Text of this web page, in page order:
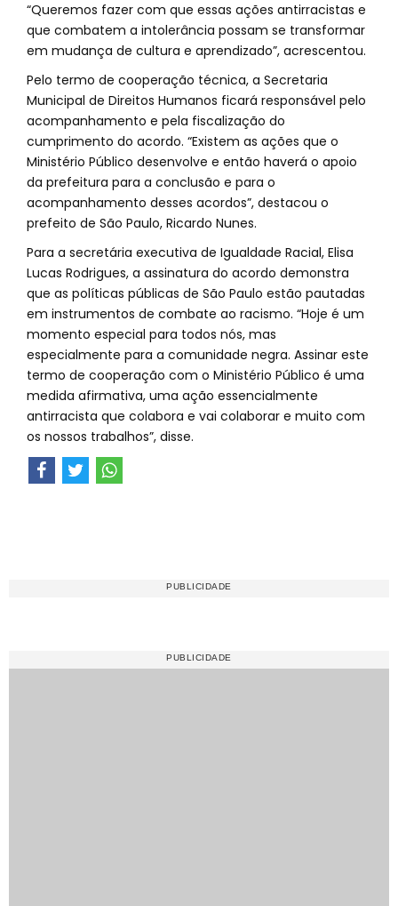
“Queremos fazer com que essas ações antirracistas e
que combatem a intolerância possam se transformar
em mudança de cultura e aprendizado”, acrescentou.
Pelo termo de cooperação técnica, a Secretaria
Municipal de Direitos Humanos ficará responsável pelo
acompanhamento e pela fiscalização do
cumprimento do acordo. “Existem as ações que o
Ministério Público desenvolve e então haverá o apoio
da prefeitura para a conclusão e para o
acompanhamento desses acordos”, destacou o
prefeito de São Paulo, Ricardo Nunes.
Para a secretária executiva de Igualdade Racial, Elisa
Lucas Rodrigues, a assinatura do acordo demonstra
que as políticas públicas de São Paulo estão pautadas
em instrumentos de combate ao racismo. “Hoje é um
momento especial para todos nós, mas
especialmente para a comunidade negra. Assinar este
termo de cooperação com o Ministério Público é uma
medida afirmativa, uma ação essencialmente
antirracista que colabora e vai colaborar e muito com
os nossos trabalhos”, disse.